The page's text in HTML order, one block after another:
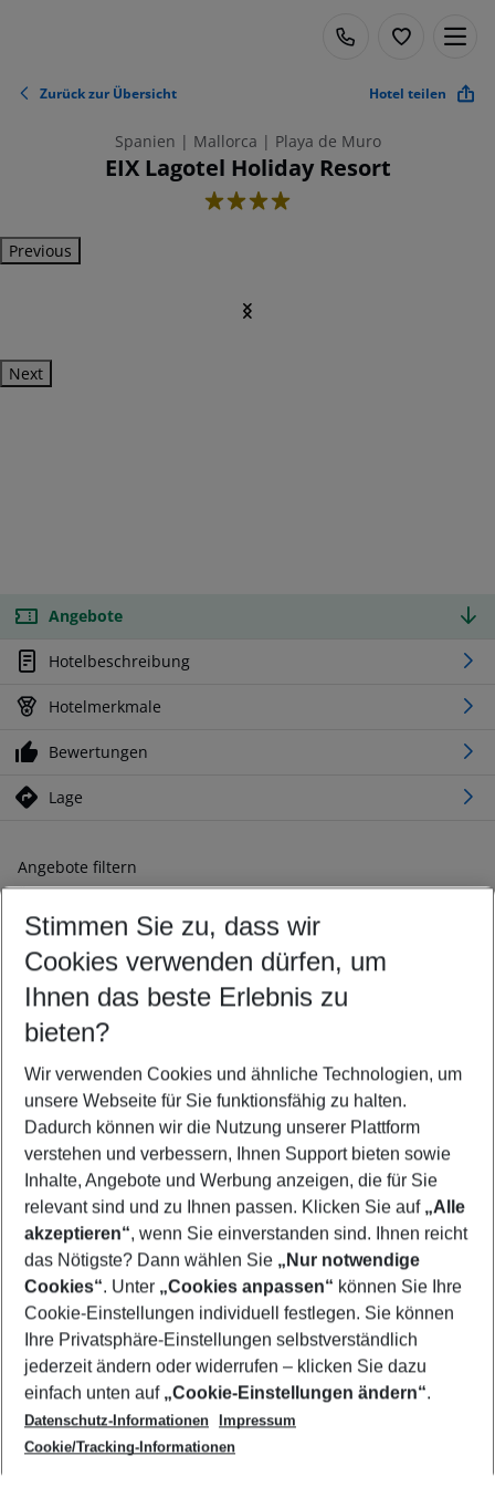
Zurück zur Übersicht Hotel teilen
Spanien | Mallorca | Playa de Muro
EIX Lagotel Holiday Resort
4
Previous
Next
Angebote
Hotelbeschreibung
Hotelmerkmale
Bewertungen
Lage
Angebote filtern
Ändern Sie Ihre Kriterien nach Ihren Wünschen
Abflughafen wählen
Beliebiger Abflughafen
Reisezeitraum wählen
12.08.26– 10.08.27 5-8 Nächte
2 Erwachsene Keine Kinder
Mehr Filter anzeigen
Footer
Footer navigation
Über uns
AGB
Cookie-Einstellungen ändern
Cookie-Richtlinie
Datenschutz
Service & Hilfe
Barrierefreies Reisen
Check-in
Folgen Sie uns
Stimmen Sie zu, dass wir
Cookies verwenden dürfen, um
Ihnen das beste Erlebnis zu
bieten?
Wir verwenden Cookies und ähnliche Technologien, um
unsere Webseite für Sie funktionsfähig zu halten.
Dadurch können wir die Nutzung unserer Plattform
verstehen und verbessern, Ihnen Support bieten sowie
Inhalte, Angebote und Werbung anzeigen, die für Sie
relevant sind und zu Ihnen passen. Klicken Sie auf „Alle
akzeptieren“, wenn Sie einverstanden sind. Ihnen reicht
das Nötigste? Dann wählen Sie „Nur notwendige
Cookies“. Unter „Cookies anpassen“ können Sie Ihre
Cookie-Einstellungen individuell festlegen. Sie können
Ihre Privatsphäre-Einstellungen selbstverständlich
jederzeit ändern oder widerrufen – klicken Sie dazu
einfach unten auf „Cookie-Einstellungen ändern“.
Datenschutz-Informationen
Impressum
Cookie/Tracking-Informationen